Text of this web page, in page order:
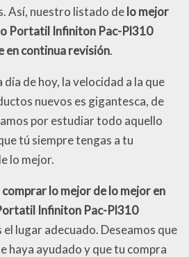
Así, nuestro listado delo mejor
Portatil Infiniton Pac-Pl310
en continua revisión.
día de hoy, la velocidad a la que
nuevos es gigantesca, de
por estudiar todo aquello
tú siempre tengas a tu
lo mejor.
comprar lo mejor de lo mejor en
Infiniton Pac-Pl310
el lugar adecuado. Deseamos que
haya ayudado y que tu compra